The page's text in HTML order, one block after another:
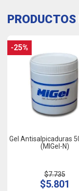
Gel Antisalpicaduras
(MIGel-N)
$7.735
$5.801
-25%